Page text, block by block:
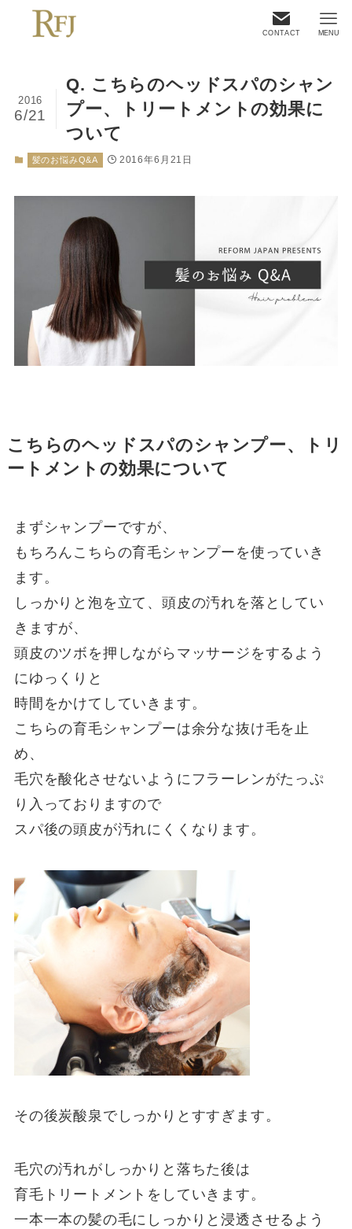
CONTACT MENU
Q. こちらのヘッドスパのシャン
プー、トリートメントの効果に
ついて
2016
6/21
髪のお悩みQ&A 2016年6月21日
こちらのヘッドスパのシャンプー、トリ
ートメントの効果について
まずシャンプーですが、
もちろんこちらの育毛シャンプーを使っていき
ます。
しっかりと泡を立て、頭皮の汚れを落としてい
きますが、
頭皮のツボを押しながらマッサージをするよう
にゆっくりと
時間をかけてしていきます。
こちらの育毛シャンプーは余分な抜け毛を止
め、
毛穴を酸化させないようにフラーレンがたっぷ
り入っておりますので
スパ後の頭皮が汚れにくくなります。
その後炭酸泉でしっかりとすすぎます。
毛穴の汚れがしっかりと落ちた後は
育毛トリートメントをしていきます。
一本一本の髪の毛にしっかりと浸透させるよう